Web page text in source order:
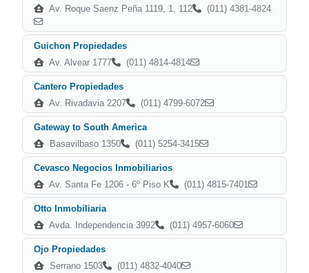
Av. Roque Saenz Peña 1119, 1, 112
(011) 4381-4824
Guichon Propiedades
Av. Alvear 1777
(011) 4814-4814
Cantero Propiedades
Av. Rivadavia 2207
(011) 4799-6072
Gateway to South America
Basavilbaso 1350
(011) 5254-3415
Cevasco Negocios Inmobiliarios
Av. Santa Fe 1206 - 6º Piso K
(011) 4815-7401
Otto Inmobiliaria
Avda. Independencia 3992
(011) 4957-6060
Ojo Propiedades
Serrano 1503
(011) 4832-4040